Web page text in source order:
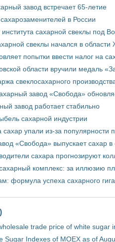
завод встречает 65-летие
в России
сахарной свеклы под
свеклы начался в области
попытки ввести налог на
области вручили медаль
свеклосахарного
завод «Свобода»
завод работает стабильно
сахарной индустрии
упали из-за популярности
«Свобода» выпускает сахар в
сахара прогнозируют
комплекс: за иллюзию
формула успеха сахарного
trade price of white sugar
Sugar Indexes of MOEX as of